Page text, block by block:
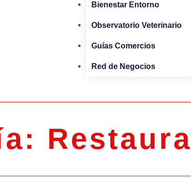
Bienestar Entorno
Observatorio Veterinario
Guías Comercios
Red de Negocios